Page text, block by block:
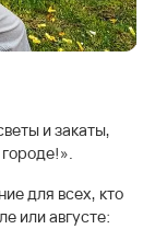
и закаты,
для всех, кто
или августе: